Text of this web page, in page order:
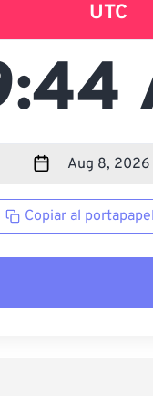
UTC
Copiar al